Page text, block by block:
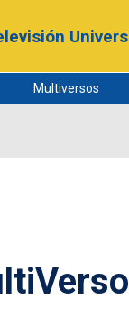
Multiversos